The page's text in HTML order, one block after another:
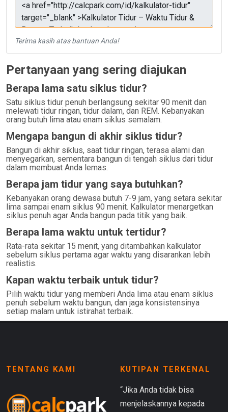
Terima kasih atas bantuan Anda!
Pertanyaan yang sering diajukan
Berapa lama satu siklus tidur?
Satu siklus tidur penuh berlangsung sekitar 90 menit dan
melewati tidur ringan, tidur dalam, dan REM. Kebanyakan
orang butuh lima atau enam siklus semalam.
Mengapa bangun di akhir siklus tidur?
Bangun di akhir siklus, saat tidur ringan, terasa alami dan
menyegarkan, sementara bangun di tengah siklus dari tidur
dalam membuat Anda lemas.
Berapa jam tidur yang saya butuhkan?
Kebanyakan orang dewasa butuh 7-9 jam, yang setara sekitar
lima sampai enam siklus 90 menit. Kalkulator menargetkan
siklus penuh agar Anda bangun pada titik yang baik.
Berapa lama waktu untuk tertidur?
Rata-rata sekitar 15 menit, yang ditambahkan kalkulator
sebelum siklus pertama agar waktu yang disarankan lebih
realistis.
Kapan waktu terbaik untuk tidur?
Pilih waktu tidur yang memberi Anda lima atau enam siklus
penuh sebelum waktu bangun, dan jaga konsistensinya
setiap malam untuk istirahat terbaik.
TENTANG KAMI KUTIPAN TERKENAL
“Jika Anda tidak bisa
menjelaskannya kepada